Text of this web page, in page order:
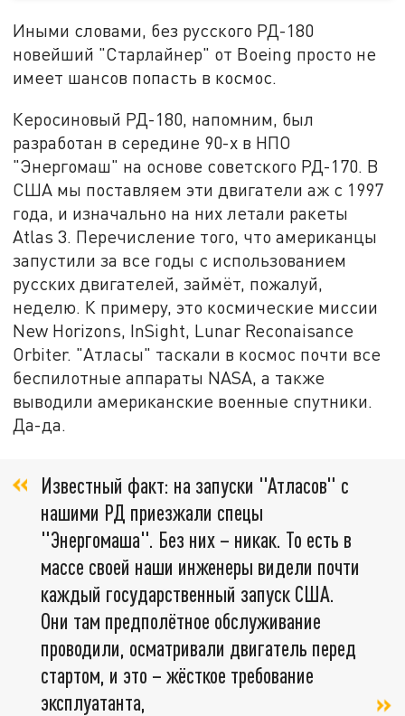
Иными словами, без русского РД-180
новейший "Старлайнер" от Boeing просто не
имеет шансов попасть в космос.
Керосиновый РД-180, напомним, был
разработан в середине 90-х в НПО
"Энергомаш" на основе советского РД-170. В
США мы поставляем эти двигатели аж с 1997
года, и изначально на них летали ракеты
Atlas 3. Перечисление того, что американцы
запустили за все годы с использованием
русских двигателей, займёт, пожалуй,
неделю. К примеру, это космические миссии
New Horizons, InSight, Lunar Reconaisance
Orbiter. "Атласы" таскали в космос почти все
беспилотные аппараты NASA, а также
выводили американские военные спутники.
Да-да.
Известный факт: на запуски "Атласов" с
нашими РД приезжали спецы
"Энергомаша". Без них – никак. То есть в
массе своей наши инженеры видели почти
каждый государственный запуск США.
Они там предполётное обслуживание
проводили, осматривали двигатель перед
стартом, и это – жёсткое требование
эксплуатанта,